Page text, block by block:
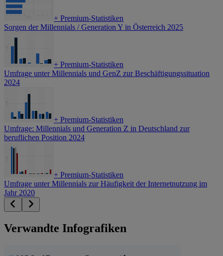
+ Premium-Statistiken
Sorgen der Millennials / Generation Y in Österreich 2025
+ Premium-Statistiken
Umfrage unter Millennials und GenZ zur Beschäftigungssituation
2024
+ Premium-Statistiken
Umfrage: Millennials und Generation Z in Deutschland zur
beruflichen Position 2024
+ Premium-Statistiken
Umfrage unter Millennials zur Häufigkeit der Internetnutzung im
Jahr 2020
Verwandte Infografiken